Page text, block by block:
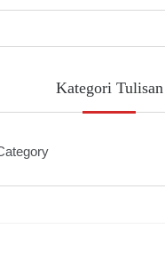
Kategori Tulisan